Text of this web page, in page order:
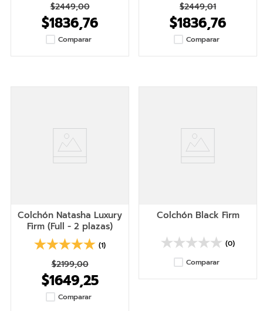
$2449,00
$1836,76
Comparar
$2449,01
$1836,76
Comparar
Colchón Natasha Luxury
Firm (Full - 2 plazas)
(1)
$2199,00
$1649,25
Comparar
Colchón Black Firm
(0)
Comparar